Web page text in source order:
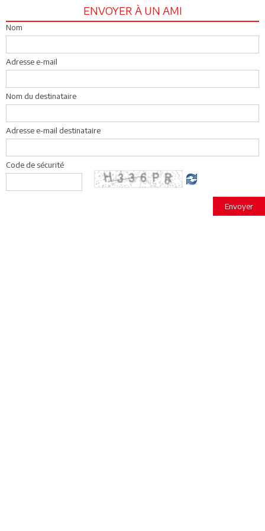
ENVOYER À UN AMI
Nom
Adresse e-mail
Nom du destinataire
Adresse e-mail destinataire
Code de sécurité
Envoyer